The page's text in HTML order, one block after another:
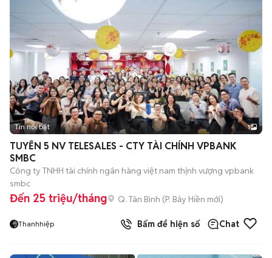
Tin nổi bật 1
TUYỂN 5 NV TELESALES - CTY TÀI CHÍNH VPBANK
SMBC
Công ty TNHH tài chính ngân hàng việt nam thịnh vượng vpbank
smbc
Đến 25 triệu/tháng Q. Tân Bình (P. Bảy Hiền mới)
Thanhhiệp Bấm để hiện số Chat